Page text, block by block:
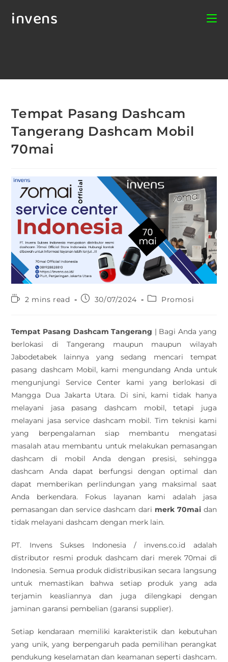
invens
Tempat Pasang Dashcam
Tangerang Dashcam Mobil
70mai
2 mins read 30/07/2024 Promosi
Tempat Pasang Dashcam Tangerang | Bagi Anda yang
berlokasi di Tangerang maupun maupun wilayah
Jabodetabek lainnya yang sedang mencari tempat
pasang dashcam Mobil, kami mengundang Anda untuk
mengunjungi Service Center kami yang berlokasi di
Mangga Dua Jakarta Utara. Di sini, kami tidak hanya
melayani jasa pasang dashcam mobil, tetapi juga
melayani jasa service dashcam mobil. Tim teknisi kami
yang berpengalaman siap membantu mengatasi
masalah atau membantu untuk melakukan pemasangan
dashcam di mobil Anda dengan presisi, sehingga
dashcam Anda dapat berfungsi dengan optimal dan
dapat memberikan perlindungan yang maksimal saat
Anda berkendara. Fokus layanan kami adalah jasa
pemasangan dan service dashcam dari merk 70maidan
tidak melayani dashcam dengan merk lain.
PT. Invens Sukses Indonesia / invens.co.id adalah
distributor resmi produk dashcam dari merek 70mai di
Indonesia. Semua produk didistribusikan secara langsung
untuk memastikan bahwa setiap produk yang ada
terjamin keasliannya dan juga dilengkapi dengan
jaminan garansi pembelian (garansi supplier).
Setiap kendaraan memiliki karakteristik dan kebutuhan
yang unik, yang berpengaruh pada pemilihan perangkat
pendukung keselamatan dan keamanan seperti dashcam.